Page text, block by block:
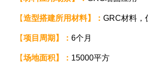
【造型搭建所用材料】 ： GRC材料，
【项目周期 】 ： 6个月
【场地面积】 ： 15000平方